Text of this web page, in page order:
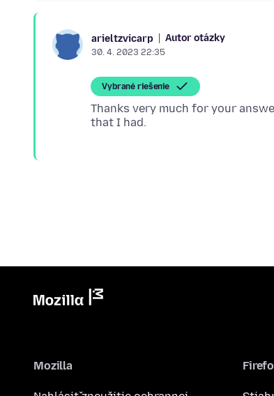
arieltzvicarp Autor otázky
30. 4. 2023 22:35
Vybrané riešenie
Thanks very much for your
Mozilla